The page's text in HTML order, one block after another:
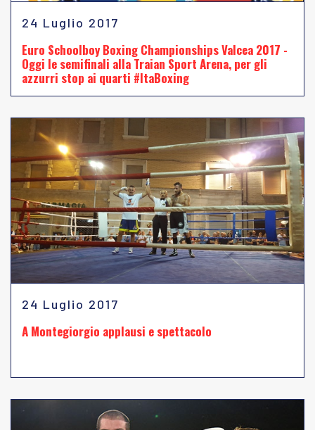
24 Luglio 2017
Euro Schoolboy Boxing Championships Valcea 2017 -
Oggi le semifinali alla Traian Sport Arena, per gli
azzurri stop ai quarti #ItaBoxing
24 Luglio 2017
A Montegiorgio applausi e spettacolo